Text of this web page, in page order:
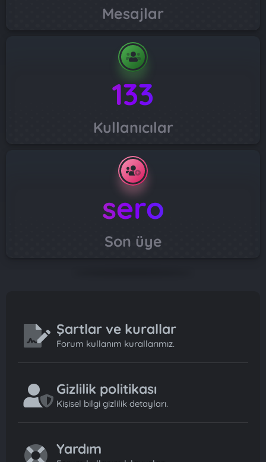
Mesajlar
133
Kullanıcılar
sero
Son üye
Şartlar ve kurallar
Forum kullanım kurallarımız.
Gizlilik politikası
Kişisel bilgi gizlilik detayları.
Yardım